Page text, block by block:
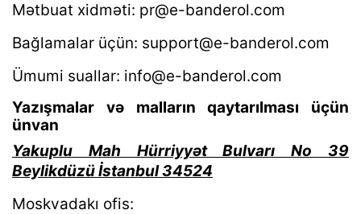
Mətbuat xidməti: pr@e-banderol.com
Bağlamalar üçün: support@e-banderol.com
Ümumi suallar: info@e-banderol.com
Yazışmalar və malların qaytarılması üçün
ünvan
Yakuplu Mah Hürriyyət Bulvarı No 39
Beylikdüzü İstanbul 34524
Moskvadakı ofis: